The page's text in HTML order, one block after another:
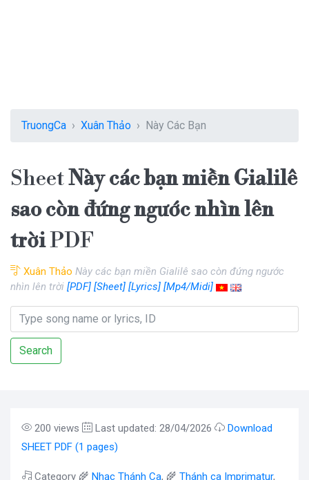
TruongCa Xuân Thảo Này Các Bạn
SheetNày các bạn miền Gialilê
sao còn đứng ngước nhìn lên
trờiPDF
Xuân Thảo Này các bạn miền Gialilê sao còn đứng ngước
nhìn lên trời [PDF] [Sheet] [Lyrics] [Mp4/Midi]
Search
200 views Last updated: 28/04/2026
Download
SHEET PDF (1 pages)
Category 🌾 Nhạc Thánh Ca, 🌾 Thánh ca Imprimatur,